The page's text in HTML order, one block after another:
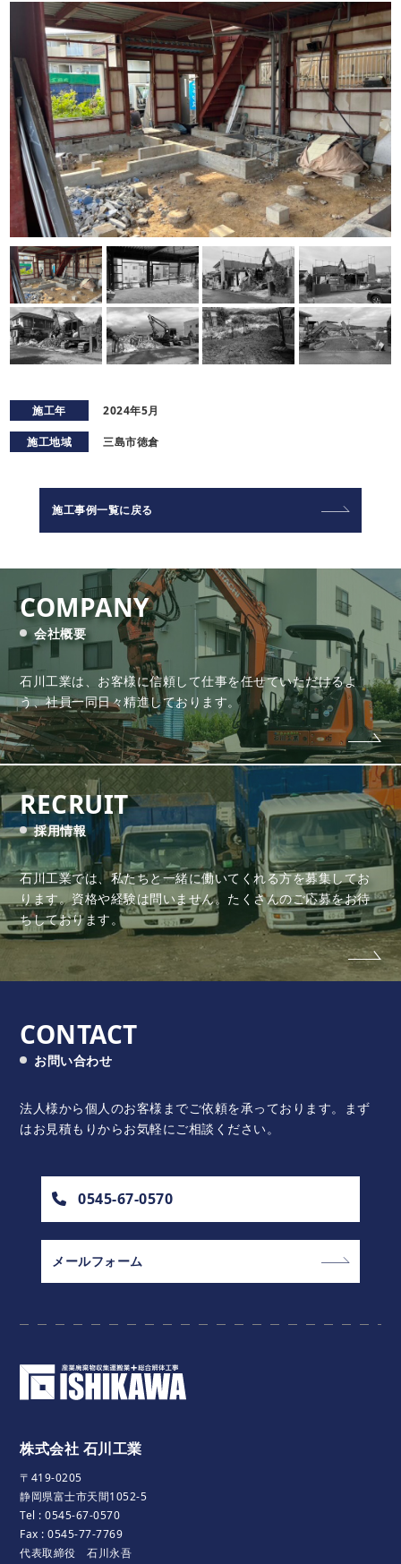
施工年 2024年5月
施工地域 三島市徳倉
施工事例一覧に戻る
COMPANY
会社概要
石川工業は、お客様に信頼して仕事を任せていただけるよ
う、社員一同日々精進しております。
RECRUIT
採用情報
石川工業では、私たちと一緒に働いてくれる方を募集してお
ります。資格や経験は問いません。たくさんのご応募をお待
ちしております。
株式会社 石川工業
〒419-0205
静岡県富士市天間1052-5
Tel :0545-67-0570
Fax : 0545-77-7769
代表取締役 石川永吾
CONTACT
お問い合わせ
法人様から個人のお客様までご依頼を承っております。
まず
はお見積もりからお気軽にご相談ください。
0545-67-0570
メールフォーム